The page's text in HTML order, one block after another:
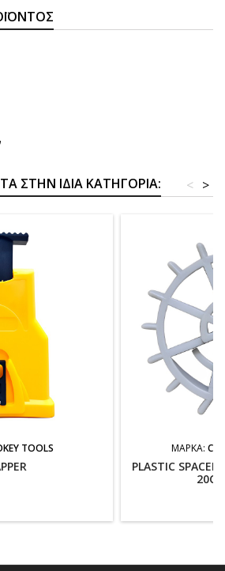
ΣΤΗΝ ΊΔΙΑ ΚΑΤΗΓΟΡΊΑ: >
<
TOOLS ΜΆΡΚΑ:
PLASTIC